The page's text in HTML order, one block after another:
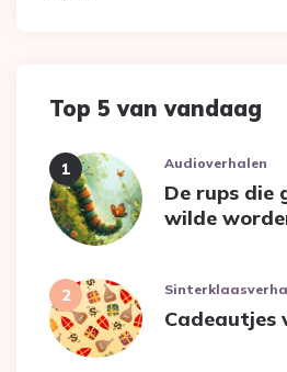
Top 5 van vandaag
Audioverhalen
De rups die
wilde
Cadeautjes